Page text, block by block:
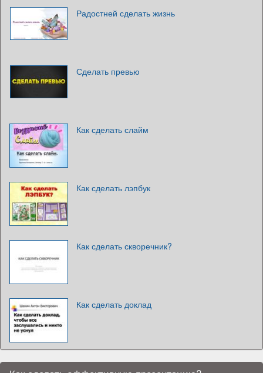
Радостней сделать жизнь
Сделать превью
Как сделать слайм
Как сделать лэпбук
Как сделать скворечник?
Как сделать доклад